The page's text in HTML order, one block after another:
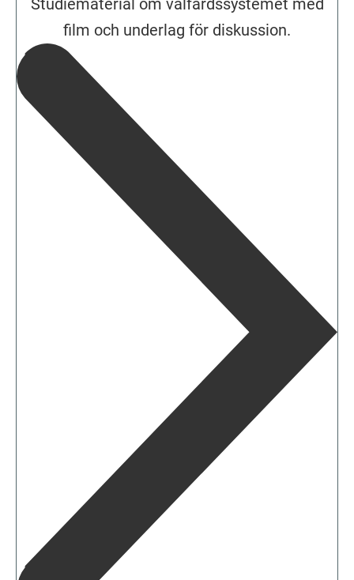
Studiematerial om välfärdssystemet med
film och underlag för diskussion.